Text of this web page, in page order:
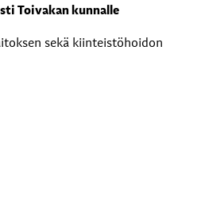
Toivakan kunnalle
sekä kiinteistöhoidon